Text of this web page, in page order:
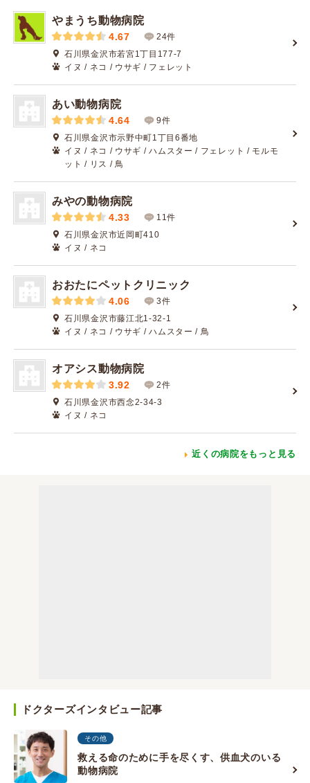
やまうち動物病院
4.67
24件
石川県金沢市若宮1丁目177-7
イヌ / ネコ / ウサギ / フェレット
あい動物病院
4.64
9件
石川県金沢市示野中町1丁目6番地
イヌ / ネコ / ウサギ / ハムスター / フェレット / モルモ
ット / リス / 鳥
みやの動物病院
4.33
11件
石川県金沢市近岡町410
イヌ / ネコ
おおたにペットクリニック
4.06
3件
石川県金沢市藤江北1-32-1
イヌ / ネコ / ウサギ / ハムスター / 鳥
オアシス動物病院
3.92
2件
石川県金沢市西念2-34-3
イヌ / ネコ
近くの病院をもっと見る
ドクターズインタビュー記事
その他
救える命のために手を尽くす、供血犬のいる
動物病院